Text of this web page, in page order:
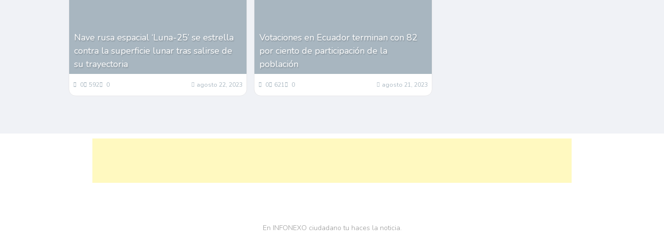
Nave rusa espacial ‘Luna-25’ se estrella
contra la superficie lunar tras salirse de
su trayectoria
0 592 0 agosto 22, 2023
Votaciones en Ecuador terminan con 82
por ciento de participación de la
población
0 621 0 agosto 21, 2023
En INFONEXO ciudadano tu haces la noticia.